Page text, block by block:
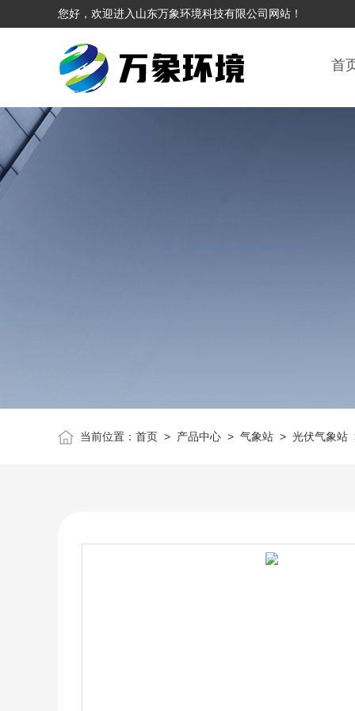
您好，欢迎进入山东万象环境科技有限公司网站！
首
当前位置： 首页> 产品中心> 气象站> 光伏气象站